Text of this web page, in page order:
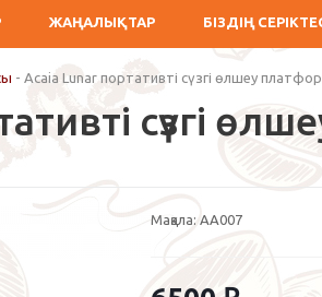
ЖАҢАЛЫҚТАР БІЗДІҢ
- Acaia Lunar портативті сүзгі өлшеу
сүзгі
Мақала: AA007